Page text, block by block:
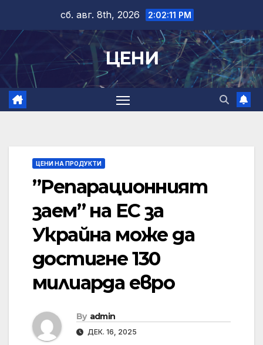
content
сб. авг. 8th, 2026 2:02:12 PM
ЦЕНИ
ЦЕНИ НА ПРОДУКТИ
”Репарационният
заем” на ЕС за
Украйна може да
достигне 130
милиарда евро
By admin
ДЕК. 16, 2025